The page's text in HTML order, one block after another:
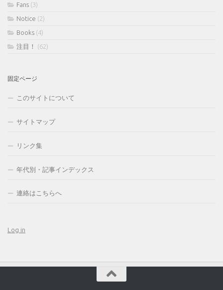
Fans (3)
Notice (2)
Books (4)
注目！
(62)
固定ページ
このサイトについて
サイトマップ
リンク集
年代別・記事インデックス
連絡はこちらへ
Log in